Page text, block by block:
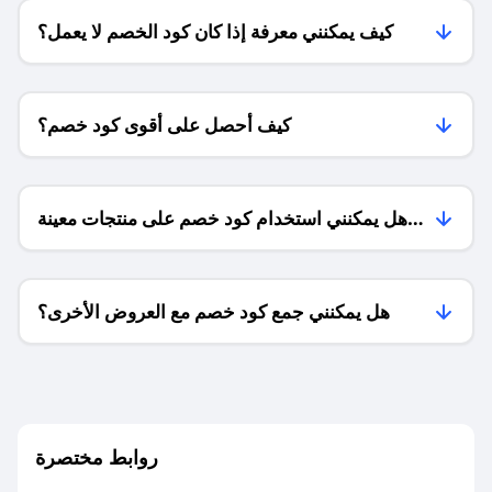
كيف يمكنني معرفة إذا كان كود الخصم لا يعمل؟
كيف أحصل على أقوى كود خصم؟
هل يمكنني استخدام كود خصم على منتجات معينة
فقط؟
هل يمكنني جمع كود خصم مع العروض الأخرى؟
روابط مختصرة